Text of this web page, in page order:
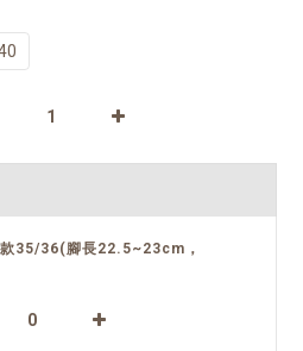
款35/36(腳長22.5~23cm，